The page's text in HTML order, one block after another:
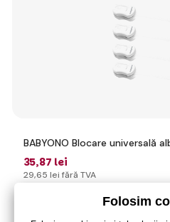
BABYONO Blocare universală
35,87 lei
29,65 lei fără TVA